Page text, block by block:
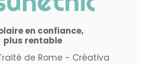
en confiance,
plus rentable
de Rome - Créativa